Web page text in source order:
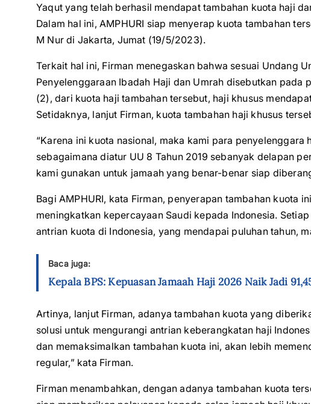
Yaqut yang telah berhasil mendapat tambahan kuota haji
Dalam hal ini, AMPHURI siap menyerap kuota tambahan
M Nur di Jakarta, Jumat (19/5/2023).
Terkait hal ini, Firman menegaskan bahwa sesuai Undang
Penyelenggaraan Ibadah Haji dan Umrah disebutkan pada
(2), dari kuota haji tambahan tersebut, haji khusus
Setidaknya, lanjut Firman, kuota tambahan haji khusus
“Karena ini kuota nasional, maka kami para penyelenggara
sebagaimana diatur UU 8 Tahun 2019 sebanyak delapan
kami gunakan untuk jamaah yang benar-benar siap
Bagi AMPHURI, kata Firman, penyerapan tambahan kuota
meningkatkan kepercayaan Saudi kepada Indonesia.
antrian kuota di Indonesia, yang mendapai puluhan tahun,
Baca juga:
Kepala BPS: Kepuasan Jamaah Haji 2026 Naik Jadi
Artinya, lanjut Firman, adanya tambahan kuota yang
solusi untuk mengurangi antrian keberangkatan haji
dan memaksimalkan tambahan kuota ini, akan lebih
regular,” kata Firman.
Firman menambahkan, dengan adanya tambahan kuota